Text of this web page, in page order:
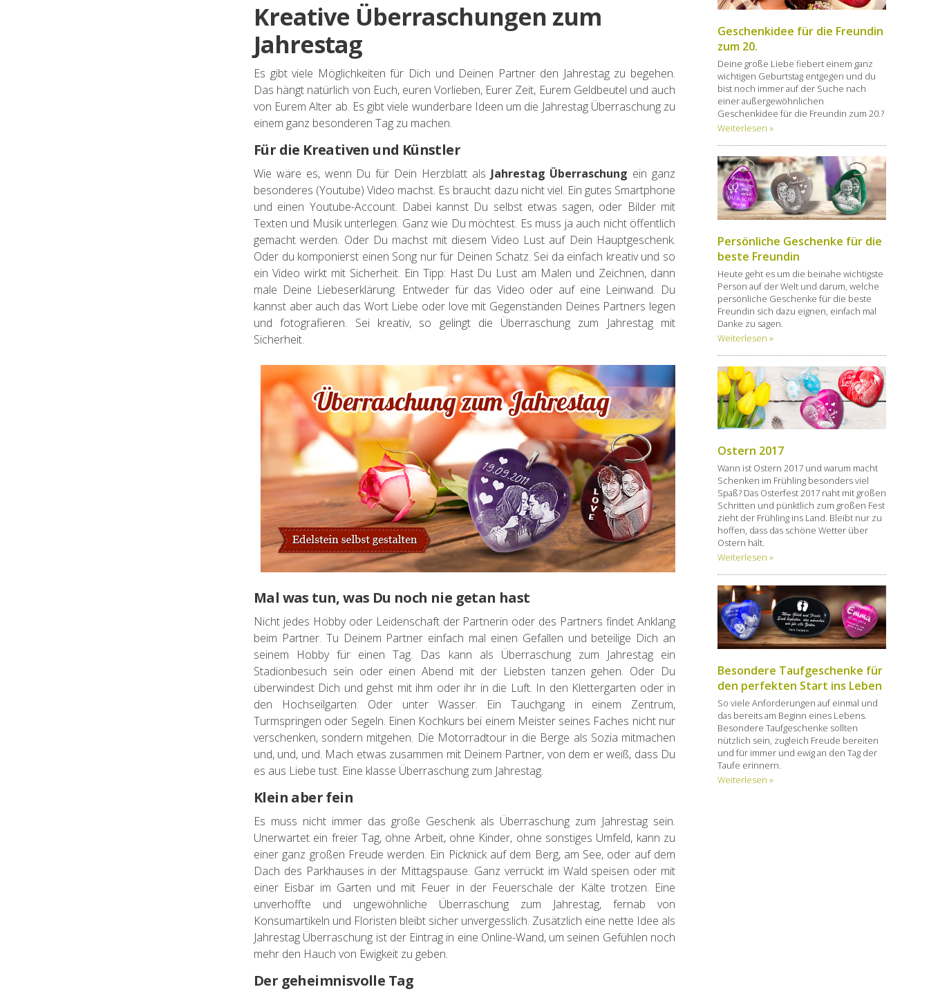
Kreative Überraschungen zum
Jahrestag
Es gibt viele Möglichkeiten für Dich und Deinen Partner den Jahrestag zu begehen.
Das hängt natürlich von Euch, euren Vorlieben, Eurer Zeit, Eurem Geldbeutel und auch
von Eurem Alter ab. Es gibt viele wunderbare Ideen um die Jahrestag Überraschung zu
einem ganz besonderen Tag zu machen.
Für die Kreativen und Künstler
Wie wäre es, wenn Du für Dein Herzblatt als Jahrestag Überraschung ein ganz
besonderes (Youtube) Video machst. Es braucht dazu nicht viel. Ein gutes Smartphone
und einen Youtube-Account. Dabei kannst Du selbst etwas sagen, oder Bilder mit
Texten und Musik unterlegen. Ganz wie Du möchtest. Es muss ja auch nicht öffentlich
gemacht werden. Oder Du machst mit diesem Video Lust auf Dein Hauptgeschenk.
Oder du komponierst einen Song nur für Deinen Schatz. Sei da einfach kreativ und so
ein Video wirkt mit Sicherheit. Ein Tipp: Hast Du Lust am Malen und Zeichnen, dann
male Deine Liebeserklärung. Entweder für das Video oder auf eine Leinwand. Du
kannst aber auch das Wort Liebe oder love mit Gegenständen Deines Partners legen
und fotografieren. Sei kreativ, so gelingt die Überraschung zum Jahrestag mit
Sicherheit.
Mal was tun, was Du noch nie getan hast
Nicht jedes Hobby oder Leidenschaft der Partnerin oder des Partners findet Anklang
beim Partner. Tu Deinem Partner einfach mal einen Gefallen und beteilige Dich an
seinem Hobby für einen Tag. Das kann als Überraschung zum Jahrestag ein
Stadionbesuch sein oder einen Abend mit der Liebsten tanzen gehen. Oder Du
überwindest Dich und gehst mit ihm oder ihr in die Luft. In den Klettergarten oder in
den Hochseilgarten. Oder unter Wasser. Ein Tauchgang in einem Zentrum,
Turmspringen oder Segeln. Einen Kochkurs bei einem Meister seines Faches nicht nur
verschenken, sondern mitgehen. Die Motorradtour in die Berge als Sozia mitmachen
und, und, und. Mach etwas zusammen mit Deinem Partner, von dem er weiß, dass Du
es aus Liebe tust. Eine klasse Überraschung zum Jahrestag.
Klein aber fein
Es muss nicht immer das große Geschenk als Überraschung zum Jahrestag sein.
Unerwartet ein freier Tag, ohne Arbeit, ohne Kinder, ohne sonstiges Umfeld, kann zu
einer ganz großen Freude werden. Ein Picknick auf dem Berg, am See, oder auf dem
Dach des Parkhauses in der Mittagspause. Ganz verrückt im Wald speisen oder mit
einer Eisbar im Garten und mit Feuer in der Feuerschale der Kälte trotzen. Eine
unverhoffte und ungewöhnliche Überraschung zum Jahrestag, fernab von
Konsumartikeln und Floristen bleibt sicher unvergesslich. Zusätzlich eine nette Idee als
Jahrestag Überraschung ist der Eintrag in eine Online-Wand, um seinen Gefühlen noch
mehr den Hauch von Ewigkeit zu geben.
Der geheimnisvolle Tag
Geschenkidee für die Freundin
zum 20.
Deine große Liebe fiebert einem ganz
wichtigen Geburtstag entgegen und du
bist noch immer auf der Suche nach
einer außergewöhnlichen
Geschenkidee für die Freundin zum 20.?
Weiterlesen »
Persönliche Geschenke für die
beste Freundin
Heute geht es um die beinahe wichtigste
Person auf der Welt und darum, welche
persönliche Geschenke für die beste
Freundin sich dazu eignen, einfach mal
Danke zu sagen.
Weiterlesen »
Ostern 2017
Wann ist Ostern 2017 und warum macht
Schenken im Frühling besonders viel
Spaß? Das Osterfest 2017 naht mit großen
Schritten und pünktlich zum großen Fest
zieht der Frühling ins Land. Bleibt nur zu
hoffen, dass das schöne Wetter über
Ostern hält.
Weiterlesen »
Besondere Taufgeschenke für
den perfekten Start ins Leben
So viele Anforderungen auf einmal und
das bereits am Beginn eines Lebens.
Besondere Taufgeschenke sollten
nützlich sein, zugleich Freude bereiten
und für immer und ewig an den Tag der
Taufe erinnern.
Weiterlesen »